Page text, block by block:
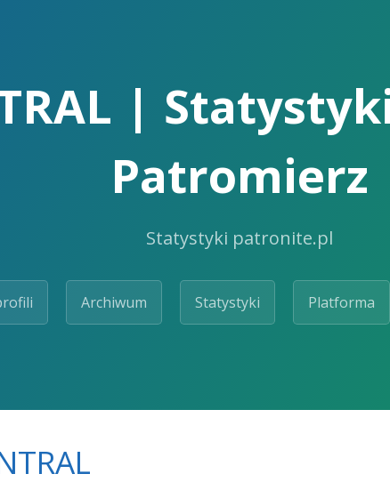
|
Patromierz
Statystyki patronite.pl
Archiwum Statystyki Platforma